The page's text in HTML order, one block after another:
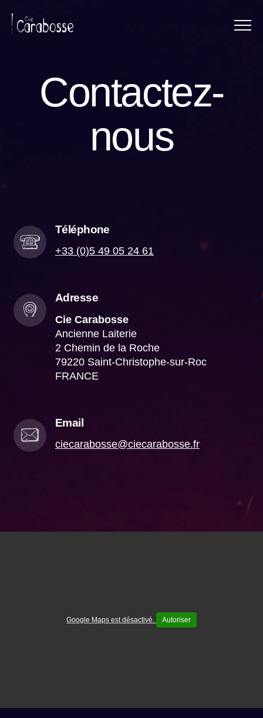
Contactez-
nous
Téléphone
+33 (0)5 49 05 24 61
Adresse
Cie Carabosse
Ancienne Laiterie
2 Chemin de la Roche
79220 Saint-Christophe-sur-Roc
FRANCE
Email
ciecarabosse@ciecarabosse.fr
Google Maps est désactivé. Autoriser